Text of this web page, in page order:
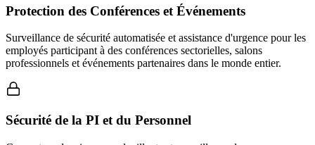
Protection des Conférences et Événements
Surveillance de sécurité automatisée et assistance d'urgence pour les
employés participant à des conférences sectorielles, salons
professionnels et événements partenaires dans le monde entier.
Sécurité de la PI et du Personnel